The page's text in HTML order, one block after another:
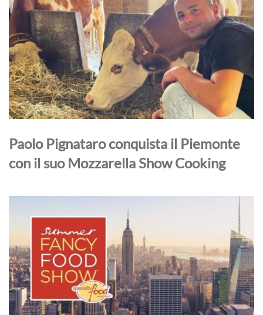
Paolo Pignataro conquista il Piemonte
con il suo Mozzarella Show Cooking